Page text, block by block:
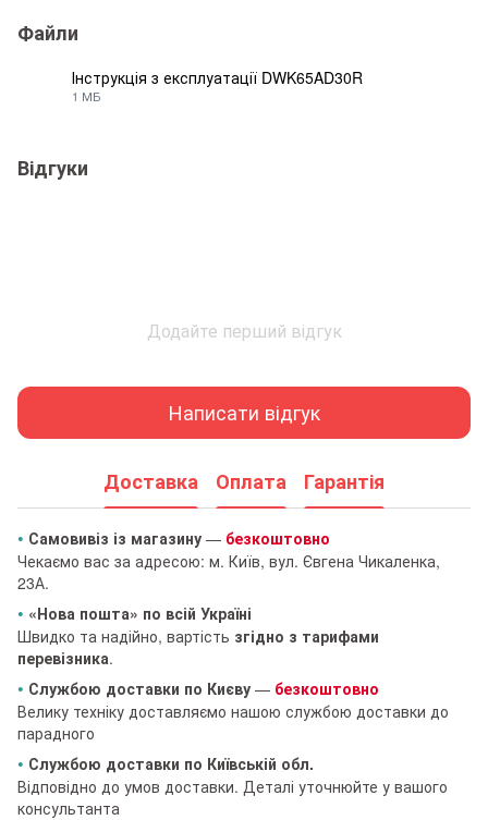
Файли
Інструкція з експлуатації DWK65AD30R
1 МБ
Відгуки
Додайте перший відгук
Написати відгук
Доставка Оплата Гарантія
• Самовивіз із магазину — безкоштовно
Чекаємо вас за адресою: м. Київ, вул. Євгена Чикаленка,
23А.
• «Нова пошта» по всій Україні
Швидко та надійно, вартість згідно з тарифами
перевізника.
• Службою доставки по Києву — безкоштовно
Велику техніку доставляємо нашою службою доставки до
парадного
• Службою доставки по Київській обл.
Відповідно до умов доставки. Деталі уточнюйте у вашого
консультанта